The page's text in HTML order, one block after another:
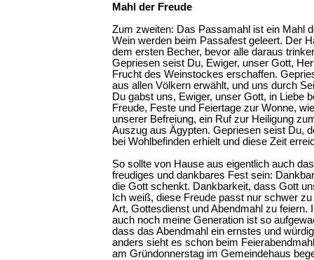
Mahl der Freude
Zum zweiten: Das Passamahl ist ein Mahl
Wein werden beim Passafest geleert. Der
dem ersten Becher, bevor alle daraus
Gepriesen seist Du, Ewiger, unser Gott,
Frucht des Weinstockes erschaffen.
aus allen Völkern erwählt, und uns durch
Du gabst uns, Ewiger, unser Gott, in Liebe
Freude, Feste und Feiertage zur Wonne,
unserer Befreiung, ein Ruf zur Heiligung
Auszug aus Ägypten. Gepriesen seist Du,
bei Wohlbefinden erhielt und diese Zeit
So sollte von Hause aus eigentlich auch
freudiges und dankbares Fest sein:
die Gott schenkt. Dankbarkeit, dass Gott
Ich weiß, diese Freude passt nur schwer
Art, Gottesdienst und Abendmahl zu feiern.
auch noch meine Generation ist so
dass das Abendmahl ein ernstes und
anders sieht es schon beim
am Gründonnerstag im Gemeindehaus